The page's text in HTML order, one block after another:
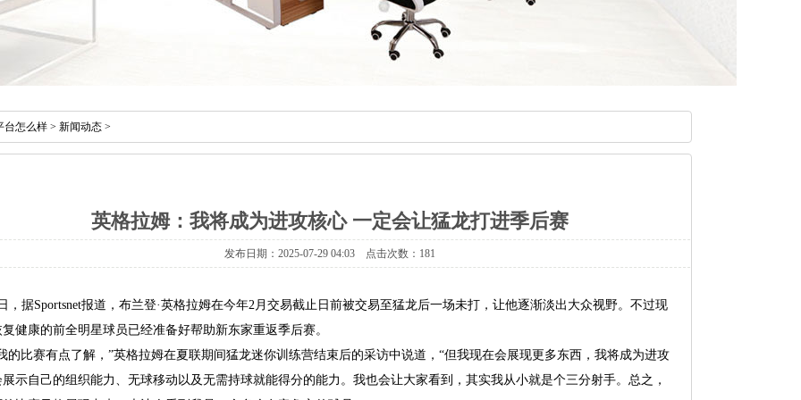
台怎么样 > 新闻动态 >
英格拉姆：我将成为进攻核心 一定会让猛龙打进季后赛
发布日期：2025-07-29 04:03 点击次数：181
，据Sportsnet报道，布兰登·英格拉姆在今年2月交易截止日前被交易至猛龙后一场未打，让他逐渐淡出大众视野。不过现
健康的前全明星球员已经准备好帮助新东家重返季后赛。
的比赛有点了解，”英格拉姆在夏联期间猛龙迷你训练营结束后的采访中说道，“但我现在会展现更多东西，我将成为进攻
示自己的组织能力、无球移动以及无需持球就能得分的能力。我也会让大家看到，其实我从小就是个三分射手。总之，